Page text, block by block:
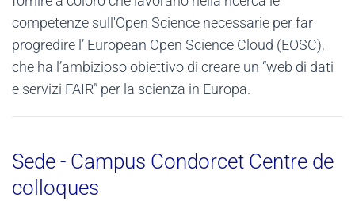
competenze sull'Open Science necessarie per far
progredire l’ European Open Science Cloud (EOSC),
che ha l’ambizioso obiettivo di creare un “web di dati
e servizi FAIR” per la scienza in Europa.
Sede - Campus Condorcet Centre de
colloques